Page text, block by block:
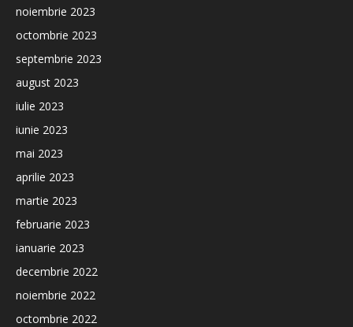
noiembrie 2023
octombrie 2023
septembrie 2023
august 2023
iulie 2023
iunie 2023
mai 2023
aprilie 2023
martie 2023
februarie 2023
ianuarie 2023
decembrie 2022
noiembrie 2022
octombrie 2022